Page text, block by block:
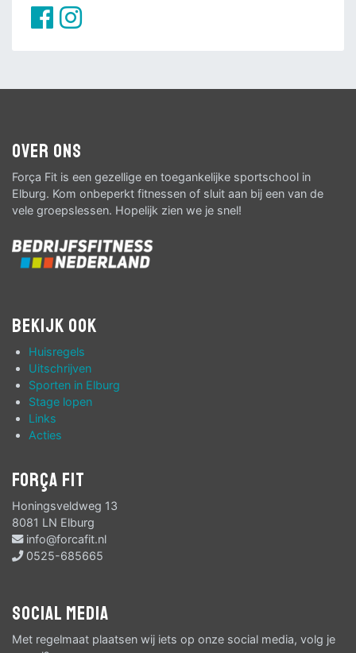
Over ons
Força Fit is een gezellige en toegankelijke sportschool in
Elburg. Kom onbeperkt fitnessen of sluit aan bij een van de
vele groepslessen. Hopelijk zien we je snel!
Bekijk ook
Huisregels
Uitschrijven
Sporten in Elburg
Stage lopen
Links
Acties
Força Fit
Honingsveldweg 13
8081 LN Elburg
info@forcafit.nl
0525-685665
Social media
Met regelmaat plaatsen wij iets op onze social media, volg je